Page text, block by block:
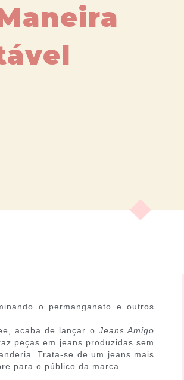
o permanganato e outros
acaba de lançar oJeans Amigo
peças em jeans produzidas sem
Trata-se de um jeans mais
para o público da marca.